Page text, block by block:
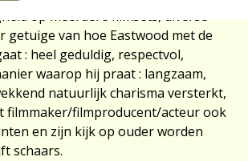
op meerdere filmsets, diverse
van hoe Eastwood met de
: heel geduldig, respectvol,
waarop hij praat : langzaam,
natuurlijk charisma versterkt,
filmmaker/filmproducent/acteur ook
en zijn kijk op ouder worden
schaars.